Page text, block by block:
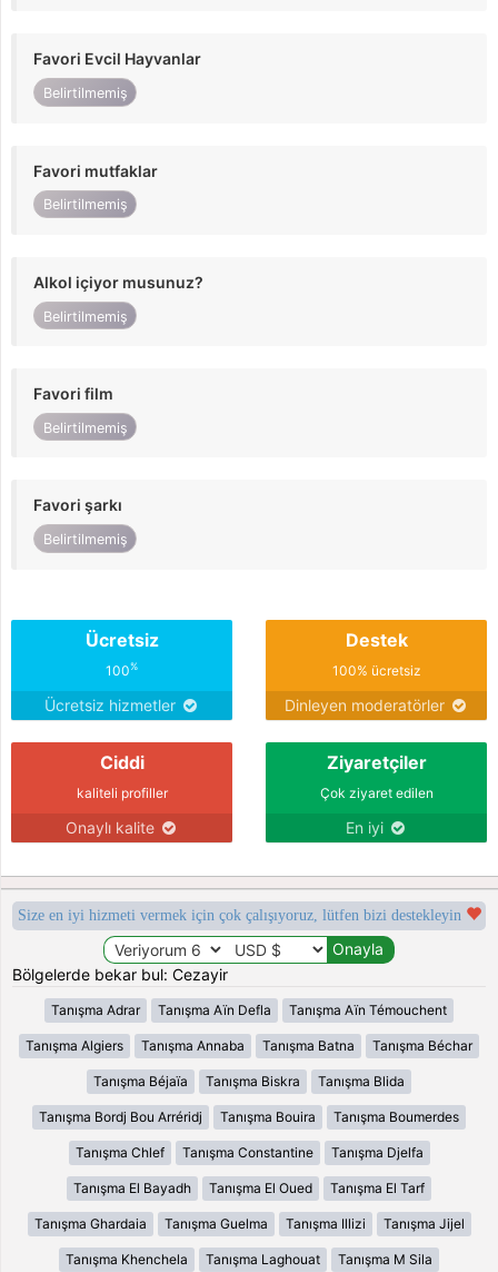
Favori Evcil Hayvanlar
Belirtilmemiş
Favori mutfaklar
Belirtilmemiş
Alkol içiyor musunuz?
Belirtilmemiş
Favori film
Belirtilmemiş
Favori şarkı
Belirtilmemiş
Ücretsiz
100%
Ücretsiz hizmetler
Destek
100% ücretsiz
Dinleyen moderatörler
Ciddi
kaliteli profiller
Onaylı kalite
Ziyaretçiler
Çok ziyaret edilen
En iyi
Size en iyi hizmeti vermek için çok çalışıyoruz, lütfen bizi destekleyin
Bölgelerde bekar bul: Cezayir
Tanışma Adrar Tanışma Aïn Defla Tanışma Aïn Témouchent
Tanışma Algiers Tanışma Annaba Tanışma Batna Tanışma Béchar
Tanışma Béjaïa Tanışma Biskra Tanışma Blida
Tanışma Bordj Bou Arréridj Tanışma Bouira Tanışma Boumerdes
Tanışma Chlef Tanışma Constantine Tanışma Djelfa
Tanışma El Bayadh Tanışma El Oued Tanışma El Tarf
Tanışma Ghardaia Tanışma Guelma Tanışma Illizi Tanışma Jijel
Tanışma Khenchela Tanışma Laghouat Tanışma M Sila